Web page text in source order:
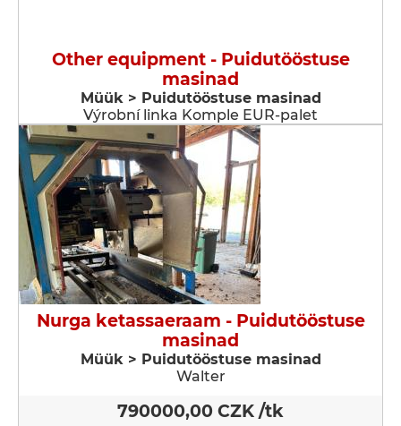
Other equipment - Puidutööstuse
masinad
Müük > Puidutööstuse masinad
Výrobní linka Komple EUR-palet
Nurga ketassaeraam - Puidutööstuse
masinad
Müük > Puidutööstuse masinad
Walter
790000,00 CZK /tk